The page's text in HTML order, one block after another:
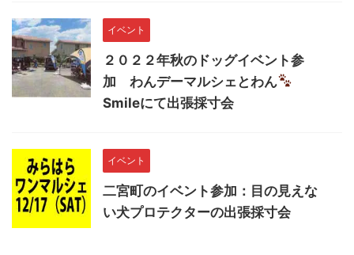
イベント
２０２２年秋のドッグイベント参
加 わんデーマルシェとわん
Smileにて出張採寸会
イベント
二宮町のイベント参加：目の見えな
い犬プロテクターの出張採寸会